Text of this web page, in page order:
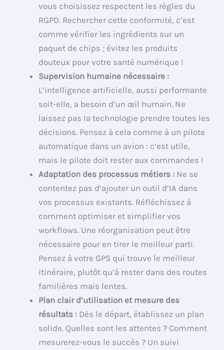
vous choisissez respectent les règles du
RGPD. Rechercher cette conformité, c’est
comme vérifier les ingrédients sur un
paquet de chips ; évitez les produits
douteux pour votre santé numérique !
Supervision humaine nécessaire :
L’intelligence artificielle, aussi performante
soit-elle, a besoin d’un œil humain. Ne
laissez pas la technologie prendre toutes les
décisions. Pensez à cela comme à un pilote
automatique dans un avion : c’est utile,
mais le pilote doit rester aux commandes !
Adaptation des processus métiers : Ne se
contentez pas d’ajouter un outil d’IA dans
vos processus existants. Réfléchissez à
comment optimiser et simplifier vos
workflows. Une réorganisation peut être
nécessaire pour en tirer le meilleur parti.
Pensez à votre GPS qui trouve le meilleur
itinéraire, plutôt qu’à rester dans des routes
familières mais lentes.
Plan clair d’utilisation et mesure des
résultats : Dès le départ, établissez un plan
solide. Quelles sont les attentes ? Comment
mesurerez-vous le succès ? Un suivi